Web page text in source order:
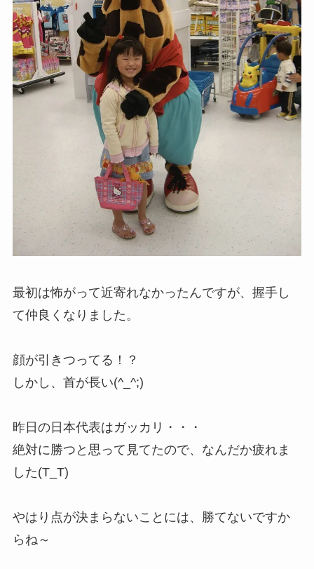
最初は怖がって近寄れなかったんですが、握手し
て仲良くなりました。
顔が引きつってる！？
しかし、首が長い(^_^;)
昨日の日本代表はガッカリ・・・
絶対に勝つと思って見てたので、なんだか疲れま
した(T_T)
やはり点が決まらないことには、勝てないですか
らね～